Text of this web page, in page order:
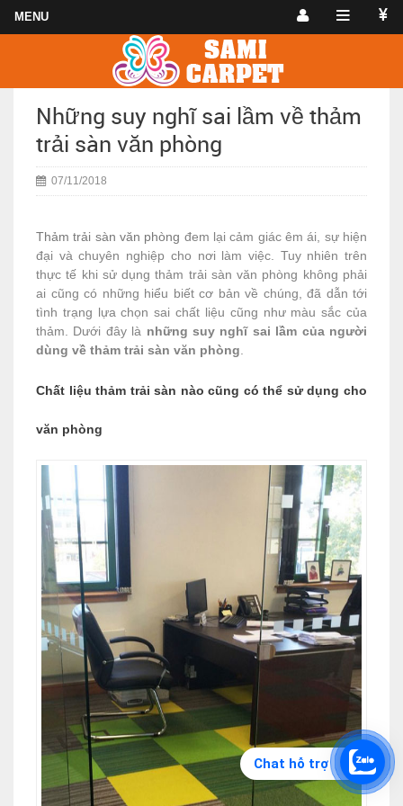
Những suy nghĩ sai lầm về thảm
trải sàn văn phòng
07/11/2018
Thảm trải sàn văn phòng đem lại cảm giác êm ái, sự hiện
đại và chuyên nghiệp cho nơi làm việc. Tuy nhiên trên
thực tế khi sử dụng thảm trải sàn văn phòng không phải
ai cũng có những hiểu biết cơ bản về chúng, đã dẫn tới
tình trạng lựa chọn sai chất liệu cũng như màu sắc của
thảm. Dưới đây là những suy nghĩ sai lầm của người
dùng về thảm trải sàn văn phòng
Chất liệu thảm trải sàn nào cũng có thể sử dụng cho
văn phòng
Chat hỗ trợ